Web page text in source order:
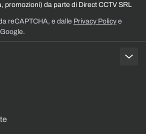
promozioni) da parte di Direct CCTV SRL
reCAPTCHA, e dalle Privacy Policy e